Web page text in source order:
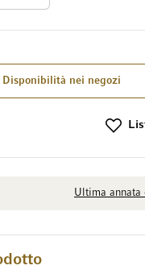
Ultima annata
Disponibilità nei negozi